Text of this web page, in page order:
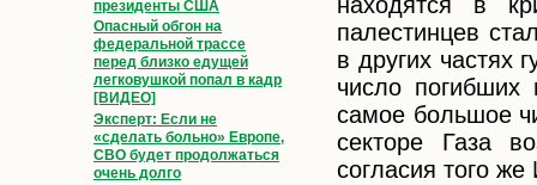
президенты США
Опасный обгон на
федеральной трассе
перед близко едущей
легковушкой попал в кадр
[ВИДЕО]
Эксперт: Если не
«сделать больно» Европе,
СВО будет продолжаться
очень долго
палестинцев
в других частях
число
самое большое
секторе Газа
согласия того